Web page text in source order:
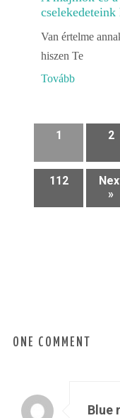
cselekedeteink
Van értelme
hiszen Te
Tovább
1 2
112
»
ONE COMMENT
Blue